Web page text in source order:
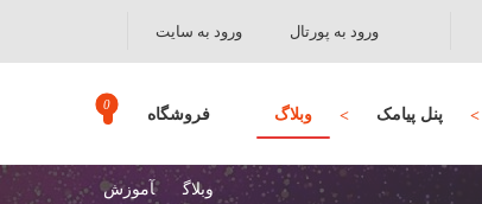
ورود به سایت ورود به پورتال
پنل پیامک وبلاگ فروشگاه
وبلاگ آموزش